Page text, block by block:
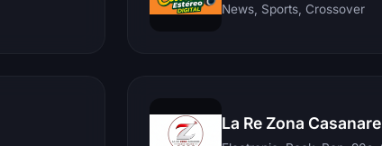
News, Sports, Crossover
La Re Zona Casanare